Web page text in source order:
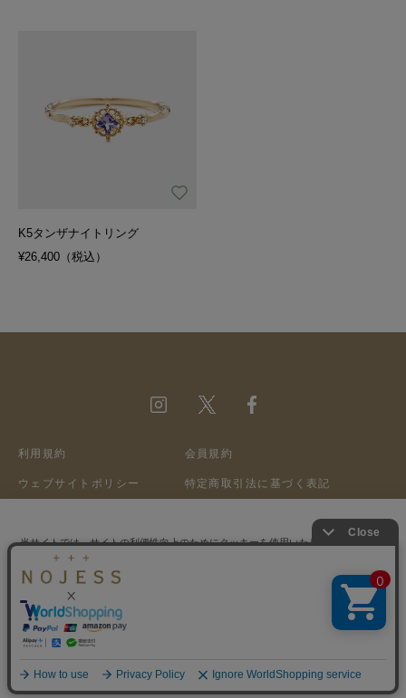
K5タンザナイトリング
¥26,400（税込）
利用規約 会員規約
ウェブサイトポリシー 特定商取引法に基づく表記
会社概要 採用情報
当サイトでは、サイトの利便性向上のためにクッキーを使用いたします。ボタン
から同意の可否を選択してください。選択せずにページを移動した場合、クッキ
ーの使用に同意したことになります。クッキーを通じて収集する情報には「お客
様個人を特定できる情報」は一切含まれておりません。詳細は
クッキーポリシ
ー
をご確認ください。